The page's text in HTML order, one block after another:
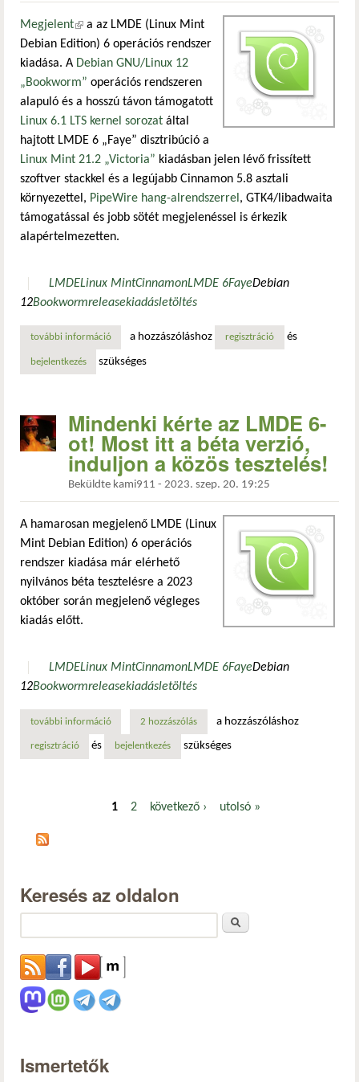
Megjelent(külső hivatkozás)
a az LMDE (Linux Mint
Debian Edition) 6 operációs rendszer
kiadása. A Debian GNU/Linux 12
„Bookworm” operációs rendszeren
alapuló és a hosszú távon támogatott
Linux 6.1 LTS kernel sorozat által
hajtott LMDE 6 „Faye” disztribúció a
Linux Mint 21.2 „Victoria” kiadásban jelen lévő frissített
szoftver stackkel és a legújabb Cinnamon 5.8 asztali
környezettel, PipeWire hang-alrendszerrel , GTK4/libadwaita
támogatással és jobb sötét megjelenéssel is érkezik
alapértelmezetten.
LMDELinux MintCinnamonLMDE 6FayeDebian
12Bookwormreleasekiadásletöltés
további információmegjelent a linux mint debian edition 6 „faye” kiadása
a hozzászóláshoz regisztráció és
bejelentkezés szükséges
Mindenki kérte az LMDE 6-
ot! Most itt a béta verzió,
induljon a közös tesztelés!
Beküldte kami911 - 2023. szep. 20. 19:25
A hamarosan megjelenő LMDE (Linux
Mint Debian Edition) 6 operációs
rendszer kiadása már elérhető
nyilvános béta tesztelésre a 2023
október során megjelenő végleges
kiadás előtt.
LMDELinux MintCinnamonLMDE 6FayeDebian
12Bookwormreleasekiadásletöltés
további információmindenki kérte az lmde 6-ot! most itt a béta verzió,
2 hozzászólás a hozzászóláshoz
regisztráció és bejelentkezés szükséges
Oldalak
1 2 következő › utolsó »
Keresés az oldalon
Ismertetők